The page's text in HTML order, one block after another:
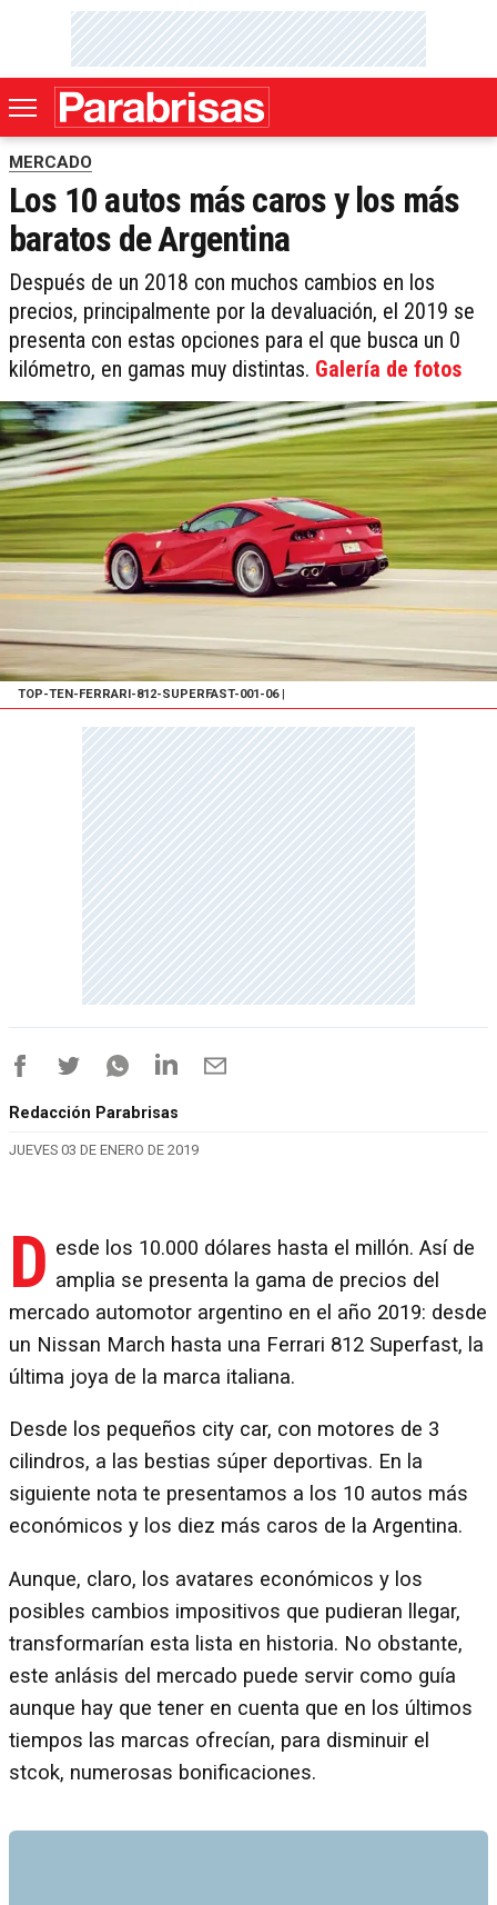
MERCADO
Los 10 autos más caros y los más
baratos de Argentina
Después de un 2018 con muchos cambios en los
precios, principalmente por la devaluación, el 2019 se
presenta con estas opciones para el que busca un 0
kilómetro, en gamas muy distintas. Galería de fotos
TOP-TEN-FERRARI-812-SUPERFAST-001-06|
Redacción Parabrisas
JUEVES 03 DE ENERO DE 2019
D esde los 10.000 dólares hasta el millón. Así de
amplia se presenta la gama de precios del
mercado automotor argentino en el año 2019: desde
un Nissan March hasta una Ferrari 812 Superfast, la
última joya de la marca italiana.
Desde los pequeños city car, con motores de 3
cilindros, a las bestias súper deportivas. En la
siguiente nota te presentamos a los 10 autos más
económicos y los diez más caros de la Argentina.
Aunque, claro, los avatares económicos y los
posibles cambios impositivos que pudieran llegar,
transformarían esta lista en historia. No obstante,
este anlásis del mercado puede servir como guía
aunque hay que tener en cuenta que en los últimos
tiempos las marcas ofrecían, para disminuir el
stcok, numerosas bonificaciones.